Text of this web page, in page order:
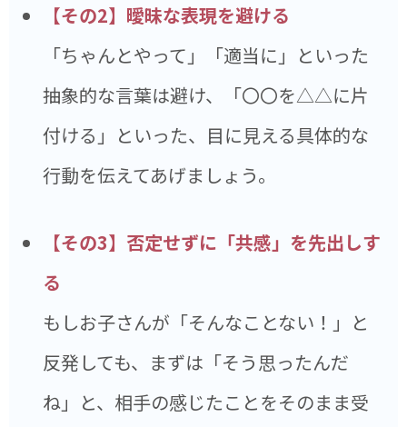
【その2】曖昧な表現を避ける
「ちゃんとやって」「適当に」といった
抽象的な言葉は避け、「〇〇を△△に片
付ける」といった、目に見える具体的な
行動を伝えてあげましょう。
【その3】否定せずに「共感」を先出しす
る
もしお子さんが「そんなことない！」と
反発しても、まずは「そう思ったんだ
ね」と、相手の感じたことをそのまま受